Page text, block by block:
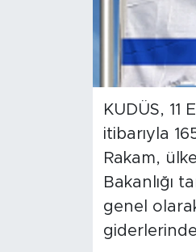
KUDÜS, 11
itibarıyla
Rakam,
Bakanlığı
genel
Xinhua Türkiye